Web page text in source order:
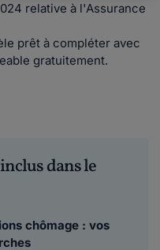
relative à l'Assurance
prêt à compléter avec
gratuitement.
dans le
chômage : vos